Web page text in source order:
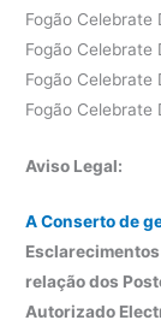
Fogão Celebrate
Fogão Celebrate
Fogão Celebrate
Fogão Celebrate
Aviso Legal:
A Conserto de
relação dos
Autorizado